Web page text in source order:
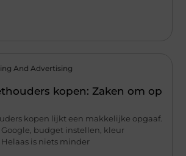
And Advertising
kopen: Zaken om op
kopen lijkt een makkelijke opgaaf.
Google, budget instellen, kleur
is niets minder